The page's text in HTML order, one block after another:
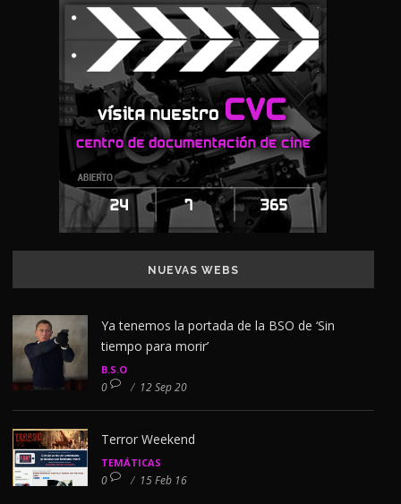
NUEVAS WEBS
Ya tenemos la portada de la BSO de ‘Sin
tiempo para morir’
B.S.O
0 / 12 Sep 20
Terror Weekend
TEMÁTICAS
0 / 15 Feb 16